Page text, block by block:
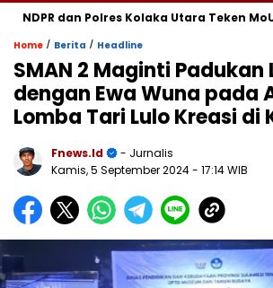
dan Polres Kolaka Utara Teken MoU,
Home / Berita / Headline
SMAN 2 Maginti Padukan
dengan Ewa Wuna pada
Lomba Tari Lulo Kreasi di
Fnews.id
- Jurnalis
Kamis, 5 September 2024- 17:14 WIB